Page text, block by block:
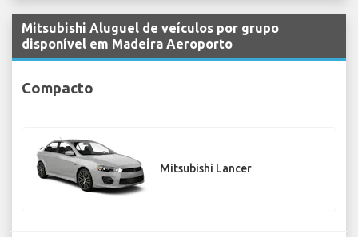
Mitsubishi Aluguel de veículos por grupo
disponível em Madeira Aeroporto
Compacto
Mitsubishi Lancer